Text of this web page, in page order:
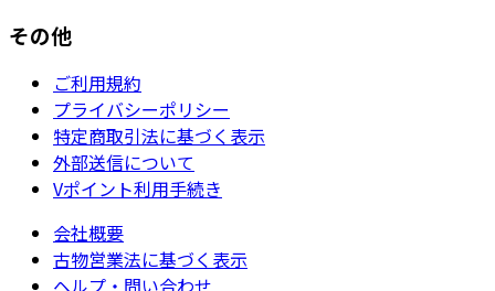
その他
ご利用規約
プライバシーポリシー
特定商取引法に基づく表示
外部送信について
Vポイント利用手続き
会社概要
古物営業法に基づく表示